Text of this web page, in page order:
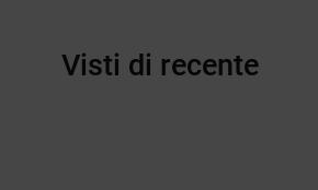
Visti di recente